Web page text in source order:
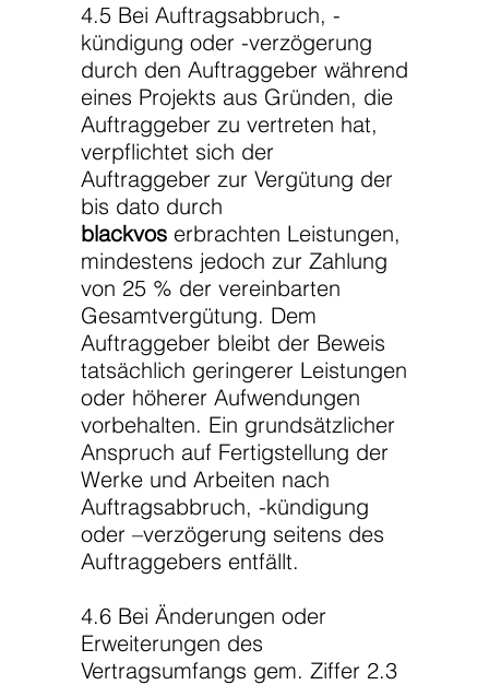
4.5 Bei Auftragsabbruch, -
kündigung oder -verzögerung
durch den Auftraggeber während
eines Projekts aus Gründen, die
Auftraggeber zu vertreten hat,
verpflichtet sich der
Auftraggeber zur Vergütung der
bis dato durch
blackvos erbrachten Leistungen,
mindestens jedoch zur Zahlung
von 25 % der vereinbarten
Gesamtvergütung. Dem
Auftraggeber bleibt der Beweis
tatsächlich geringerer Leistungen
oder höherer Aufwendungen
vorbehalten. Ein grundsätzlicher
Anspruch auf Fertigstellung der
Werke und Arbeiten nach
Auftragsabbruch, -kündigung
oder –verzögerung seitens des
Auftraggebers entfällt.
4.6 Bei Änderungen oder
Erweiterungen des
Vertragsumfangs gem. Ziffer 2.3